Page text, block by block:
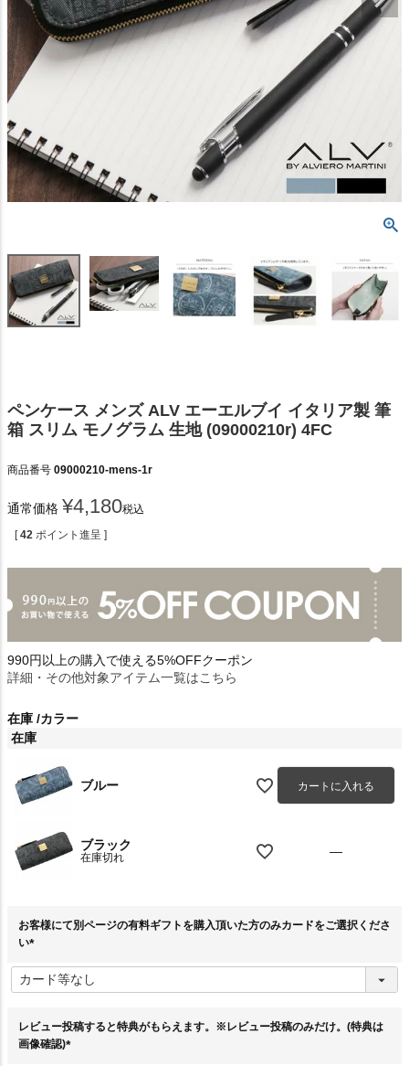
ペンケース メンズ ALV エーエルブイ イタリア製 筆
箱 スリム モノグラム 生地 (09000210r) 4FC
商品番号 09000210-mens-1r
通常価格 ¥4,180税込
[ 42 ポイント進呈 ]
990円以上の購入で使える5%OFFクーポン
詳細・その他対象アイテム一覧はこちら
在庫 カラー
在庫
ブルー カートに入れる
ブラック
在庫切れ —
お客様にて別ページの有料ギフトを購入頂いた方のみカードをご選択くださ
い
必
須
レビュー投稿すると特典がもらえます。※レビュー投稿のみだけ。(特典は
画像確認)